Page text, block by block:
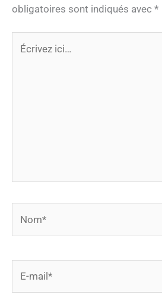
obligatoires sont indiqués avec *